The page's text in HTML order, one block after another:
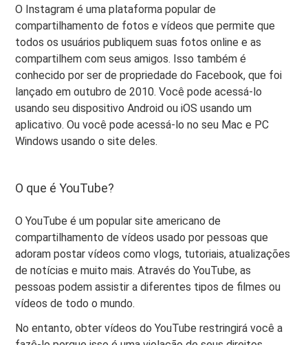
O Instagram é uma plataforma popular de
compartilhamento de fotos e vídeos que permite que
todos os usuários publiquem suas fotos online e as
compartilhem com seus amigos. Isso também é
conhecido por ser de propriedade do Facebook, que foi
lançado em outubro de 2010. Você pode acessá-lo
usando seu dispositivo Android ou iOS usando um
aplicativo. Ou você pode acessá-lo no seu Mac e PC
Windows usando o site deles.
O que é YouTube?
O YouTube é um popular site americano de
compartilhamento de vídeos usado por pessoas que
adoram postar vídeos como vlogs, tutoriais, atualizações
de notícias e muito mais. Através do YouTube, as
pessoas podem assistir a diferentes tipos de filmes ou
vídeos de todo o mundo.
No entanto, obter vídeos do YouTube restringirá você a